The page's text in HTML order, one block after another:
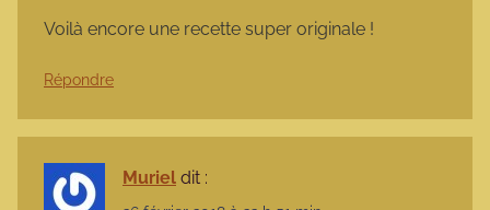
Voilà encore une recette super originale !
Répondre
Muriel dit :